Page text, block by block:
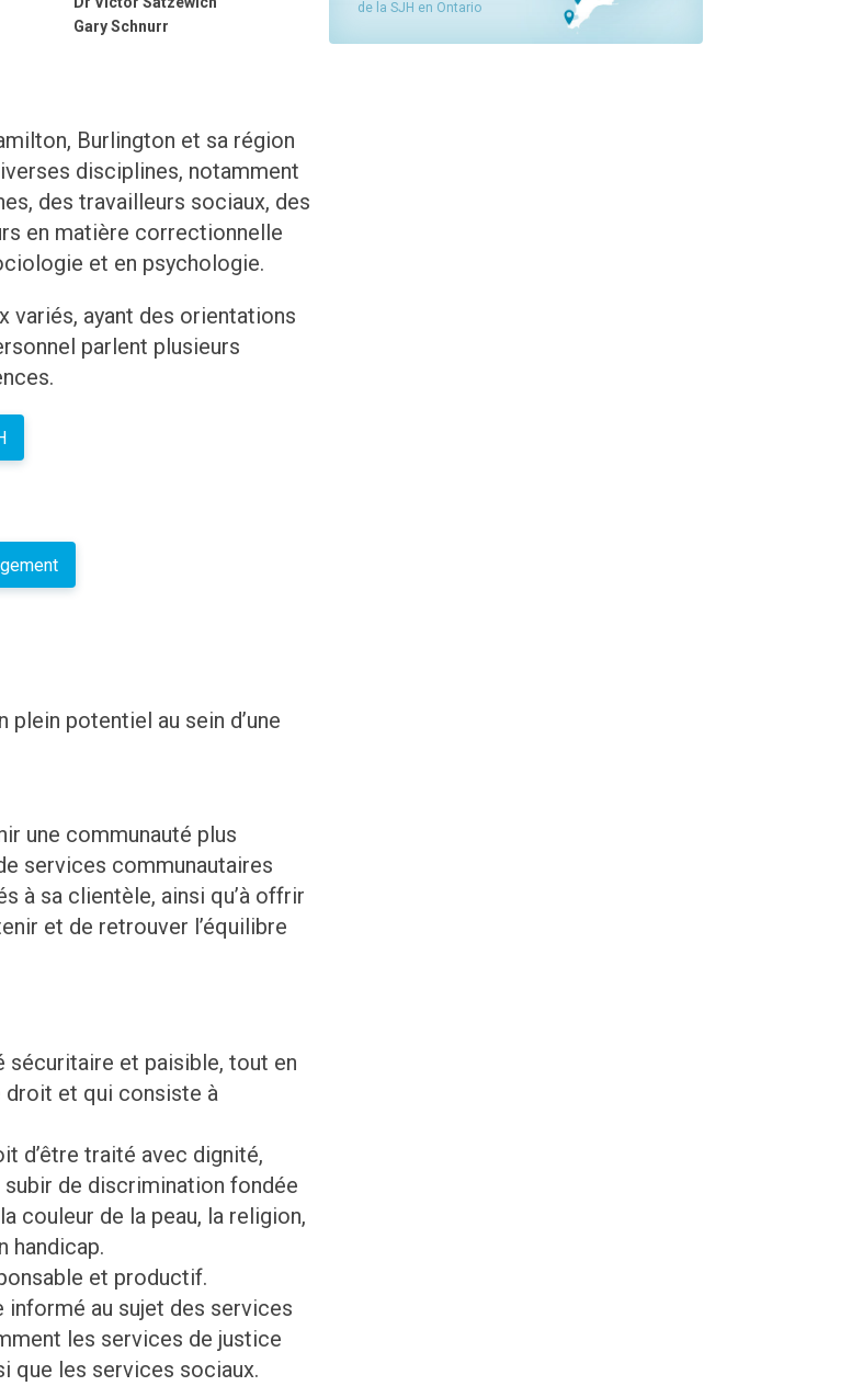
de la SJH en Ontario
Gary Schnurr
Burlington et sa région
disciplines, notamment
des travailleurs sociaux, des
en matière correctionnelle
et en psychologie.
variés, ayant des orientations
parlent plusieurs
potentiel au sein d’une
une communauté plus
services communautaires
à sa clientèle, ainsi qu’à offrir
et de retrouver l’équilibre
sécuritaire et paisible, tout en
droit et qui consiste à
d’être traité avec dignité,
de discrimination fondée
couleur de la peau, la religion,
handicap.
et productif.
informé au sujet des services
les services de justice
que les services sociaux.